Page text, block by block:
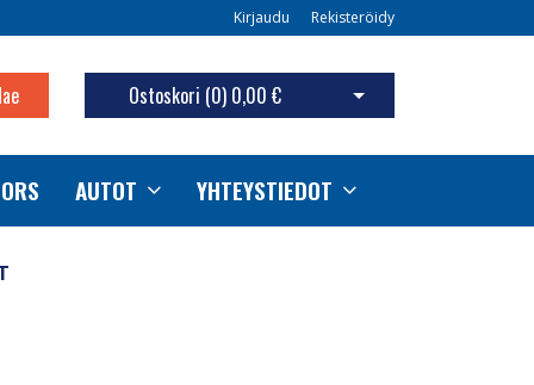
Kirjaudu Rekisteröidy
Ostoskori (0) 0,00 € Avaa ostoskori
AUTOT YHTEYSTIEDOT